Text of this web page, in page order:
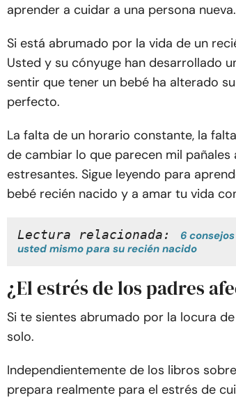
aprender a cuidar a una persona nueva.
Si está abrumado por la vida de un
Usted y su cónyuge han desarrollado
sentir que tener un bebé ha alterado
perfecto.
La falta de un horario constante, la
de cambiar lo que parecen mil pañales
estresantes. Sigue leyendo para
bebé recién nacido y a amar tu vida
Lectura relacionada:
6
usted mismo para su recién nacido
¿El estrés de los padres
Si te sientes abrumado por la locura
solo.
Independientemente de los libros
prepara realmente para el estrés de